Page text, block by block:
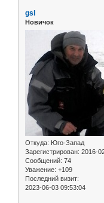
gsl
Новичок
Откуда: Юго-Запад
Зарегистрирован: 2016-
Сообщений: 74
Уважение: +109
Последний визит:
2023-06-03 09:53:04